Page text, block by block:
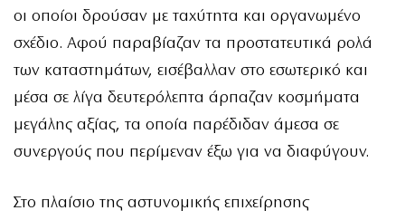
οι οποίοι δρούσαν με ταχύτητα και οργανωμένο
σχέδιο. Αφού παραβίαζαν τα προστατευτικά ρολά
των καταστημάτων, εισέβαλλαν στο εσωτερικό και
μέσα σε λίγα δευτερόλεπτα άρπαζαν κοσμήματα
μεγάλης αξίας, τα οποία παρέδιδαν άμεσα σε
συνεργούς που περίμεναν έξω για να διαφύγουν.
Στο πλαίσιο της αστυνομικής επιχείρησης